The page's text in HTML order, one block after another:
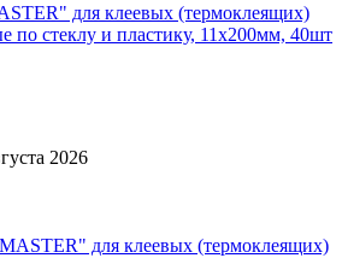
для клеевых (термоклеящих)
по стеклу и пластику, 11х200мм, 40шт
2026